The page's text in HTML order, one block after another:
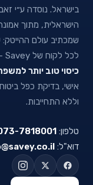
הישראלית, מתוך
שמכתיב עולם ההייטק:
לכל לקוח של Savey —
כיסוי טוב יותר
אישי, בדיקת כפל
וללא התחייבות.
טלפון: 7818001
דוא"ל: